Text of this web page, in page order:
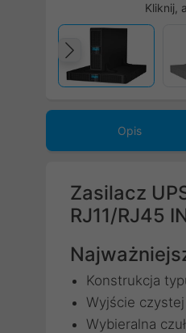
Kliknij,
Opis
Zasilacz
RJ11/RJ45
Konstrukcja
Wyjście
Wybieralna